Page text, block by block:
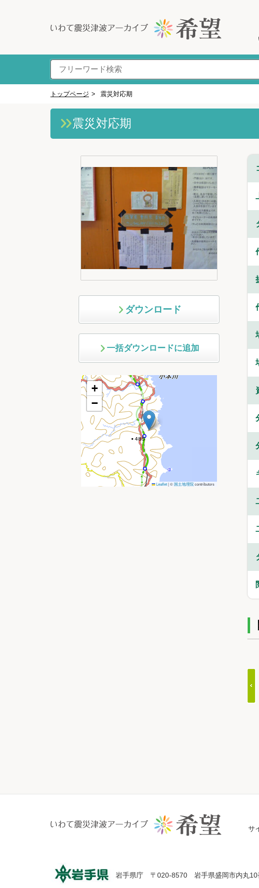
トップページ > 震災対応期
震災対応期
ダウンロード
一括ダウンロードに追加
+
−
Leaflet|©国土地理院contributors
サ
岩手県庁 〒020-8570 岩手県盛岡市内丸10